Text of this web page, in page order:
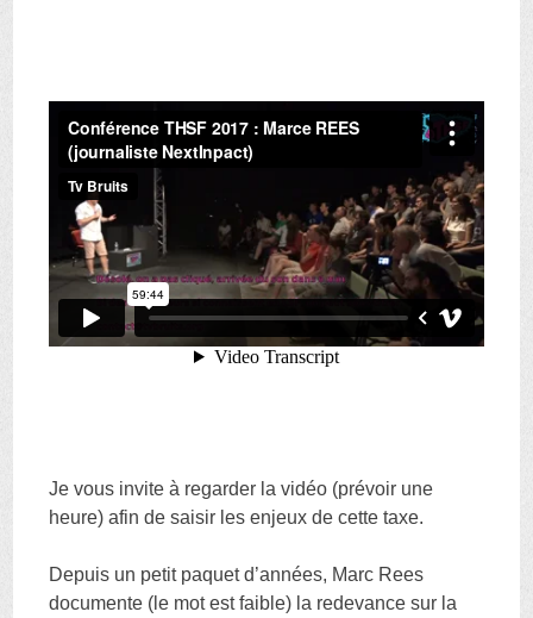
Je vous invite à regarder la vidéo (prévoir une
heure) afin de saisir les enjeux de cette taxe.
Depuis un petit paquet d’années, Marc Rees
documente (le mot est faible) la redevance sur la